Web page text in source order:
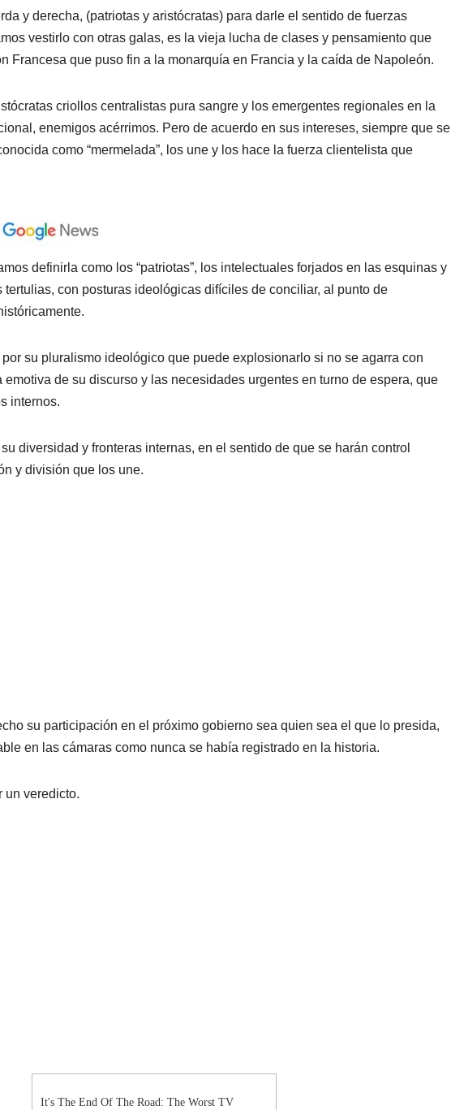
y derecha, (patriotas y aristócratas) para darle el sentido de fuerzas
vestirlo con otras galas, es la vieja lucha de clases y pensamiento que
Francesa que puso fin a la monarquía en Francia y la caída de Napoleón.
criollos centralistas pura sangre y los emergentes regionales en la
enemigos acérrimos. Pero de acuerdo en sus intereses, siempre que se
como “mermelada”, los une y los hace la fuerza clientelista que
definirla como los “patriotas”, los intelectuales forjados en las esquinas y
con posturas ideológicas difíciles de conciliar, al punto de
su pluralismo ideológico que puede explosionarlo si no se agarra con
emotiva de su discurso y las necesidades urgentes en turno de espera, que
internos.
diversidad y fronteras internas, en el sentido de que se harán control
y división que los une.
su participación en el próximo gobierno sea quien sea el que lo presida,
en las cámaras como nunca se había registrado en la historia.
un veredicto.